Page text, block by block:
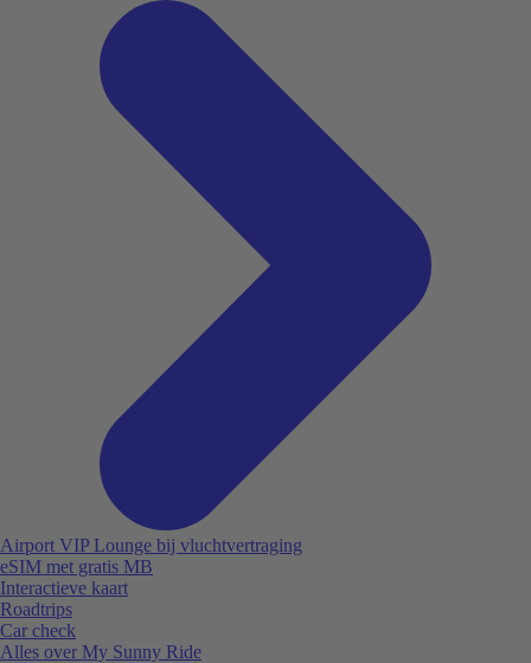
Airport VIP Lounge bij vluchtvertraging
eSIM met gratis MB
Interactieve kaart
Roadtrips
Car check
Alles over My Sunny Ride